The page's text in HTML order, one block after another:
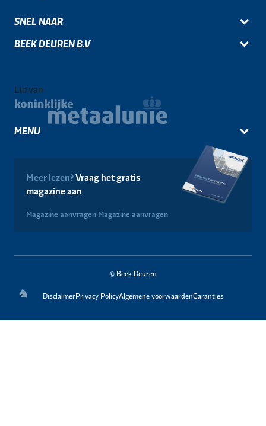
SNEL NAAR
MENU
BEEK DEUREN B.V
Lid van
Meer lezen?Vraag het gratis
magazine aan
Magazine aanvragen Magazine aanvragen
© Beek Deuren
DisclaimerPrivacy PolicyAlgemene voorwaardenGaranties